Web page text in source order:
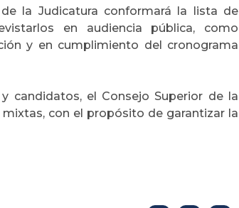
la Judicatura conformará la lista de
en audiencia pública, como
y en cumplimiento del cronograma
candidatos, el Consejo Superior de la
con el propósito de garantizar la